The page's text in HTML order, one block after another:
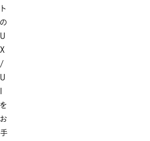
ト
の
U
X
/
U
を
お
手